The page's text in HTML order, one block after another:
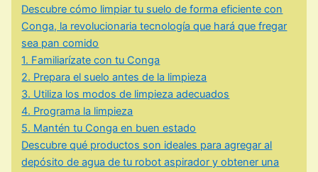
Descubre cómo limpiar tu suelo de forma eficiente con
Conga, la revolucionaria tecnología que hará que fregar
sea pan comido
1. Familiarízate con tu Conga
2. Prepara el suelo antes de la limpieza
3. Utiliza los modos de limpieza adecuados
4. Programa la limpieza
5. Mantén tu Conga en buen estado
Descubre qué productos son ideales para agregar al
depósito de agua de tu robot aspirador y obtener una